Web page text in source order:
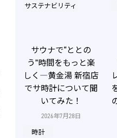
サステナビリティ
2026年7月28日
時計
サウナで“ととの
う”時間をもっと楽
しく―黄金湯 新宿店
でサ時計について聞
いてみた！